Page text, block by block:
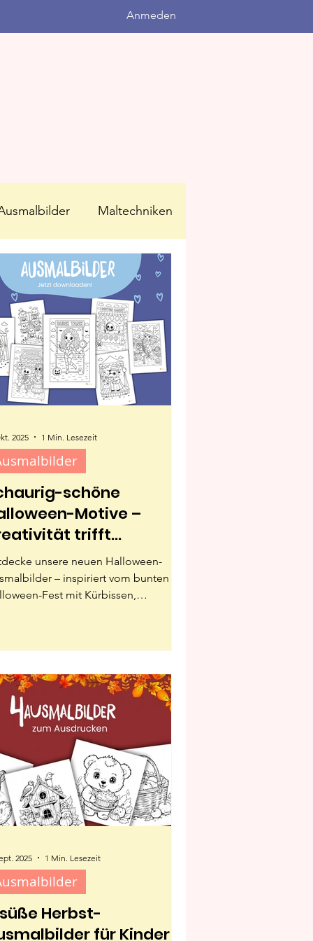
Anmeden
Maltechniken
schöne
Motive –
trifft
unsere neuen Halloween-
– inspiriert vom bunten
Fest mit Kürbissen,
2025 1 Min. Lesezeit
Herbst-
für Kinder –
2025 1 Min. Lesezeit